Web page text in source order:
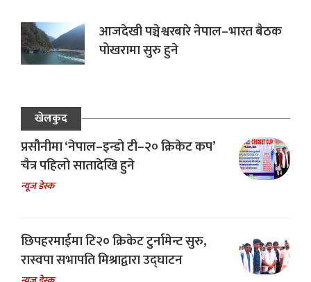
आजदेखी पञ्चेश्वरबारे नेपाल–भारत बैठक
पोखरामा सुरु हुने
खेलकुद
प्रसौनीमा ‘नेपाल–इन्डो टी–२० क्रिकेट कप’
चैत्र पहिलो सातादेखि हुने
न्यूज डेस्क
छिपहरमाईमा टि२० क्रिकेट टुर्नामेन्ट सुरु,
रास्वपा सभापति मिश्राद्वारा उद्घाटन